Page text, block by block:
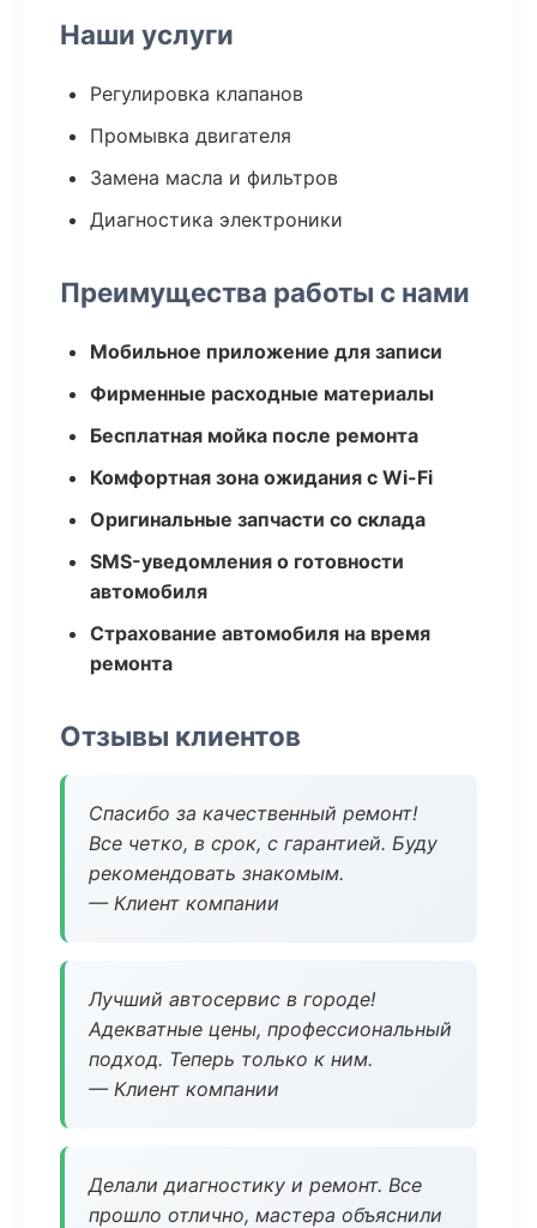
Наши услуги
Регулировка клапанов
Промывка двигателя
Замена масла и фильтров
Диагностика электроники
Преимущества работы с нами
Мобильное приложение для записи
Фирменные расходные материалы
Бесплатная мойка после ремонта
Комфортная зона ожидания с Wi-Fi
Оригинальные запчасти со склада
SMS-уведомления о готовности
автомобиля
Страхование автомобиля на время
ремонта
Отзывы клиентов
Спасибо за качественный ремонт!
Все четко, в срок, с гарантией. Буду
рекомендовать знакомым.
— Клиент компании
Лучший автосервис в городе!
Адекватные цены, профессиональный
подход. Теперь только к ним.
— Клиент компании
Делали диагностику и ремонт. Все
прошло отлично, мастера объяснили